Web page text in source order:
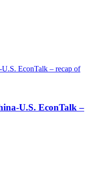
U.S. EconTalk –